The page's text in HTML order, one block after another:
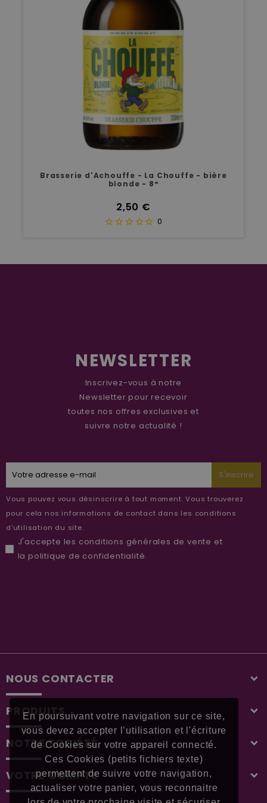
En poursuivant votre navigation sur ce site,
vous devez accepter l’utilisation et l'écriture
de Cookies sur votre appareil connecté.
Ces Cookies (petits fichiers texte)
permettent de suivre votre navigation,
actualiser votre panier, vous reconnaitre
Brasserie d'Achouffe - La Chouffe - bière
blonde - 8°
Prix
2,50 €
0
NEWSLETTER
Inscrivez-vous à notre
Newsletter pour recevoir
toutes nos offres exclusives et
suivre notre actualité !
S'inscrire
Vous pouvez vous désinscrire à tout moment. Vous trouverez
pour cela nos informations de contact dans les conditions
d'utilisation du site.
J'accepte les conditions générales de vente et
la politique de confidentialité.
NOUS CONTACTER
PRODUITS
NOTRE SOCIÉTÉ
VOTRE COMPTE